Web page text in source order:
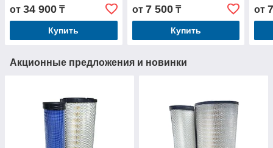
от 34 900 ₸
Купить
от 7 500₸
Купить
от
Акционные предложения и новинки